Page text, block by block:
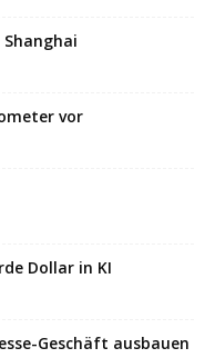
vor
Dollar in KI
Geschäft ausbauen